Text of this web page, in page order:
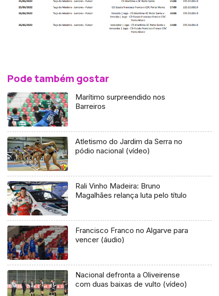
Pode também gostar
Marítimo surpreendido nos
Barreiros
Atletismo do Jardim da Serra no
pódio nacional (vídeo)
Rali Vinho Madeira: Bruno
Magalhães relança luta pelo título
Francisco Franco no Algarve para
vencer (áudio)
Nacional defronta a Oliveirense
com duas baixas de vulto (vídeo)